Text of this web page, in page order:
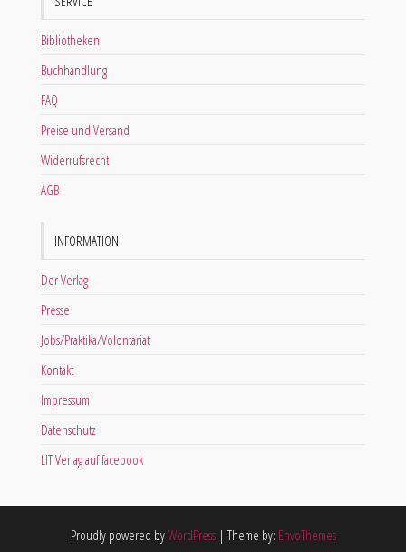
Bibliotheken
Buchhandlung
FAQ
Preise und Versand
Widerrufsrecht
AGB
INFORMATION
Der Verlag
Presse
Jobs/Praktika/Volontariat
Kontakt
Impressum
Datenschutz
LIT Verlag auf facebook
Proudly powered byWordPress | Theme by: EnvoThemes